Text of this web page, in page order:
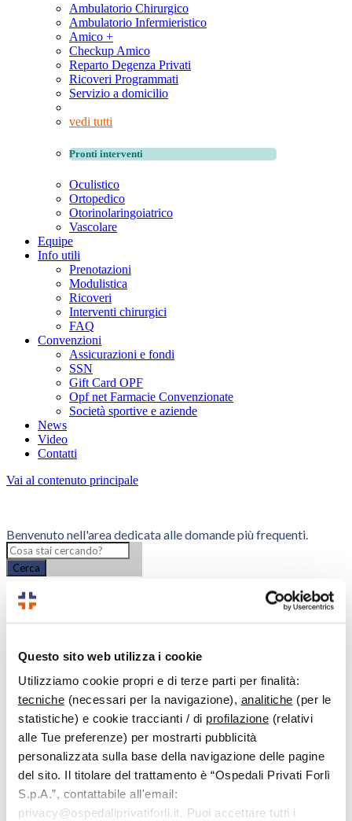
Questo sito web utilizza i cookie
Utilizziamo cookie propri e di terze parti per finalità:
tecniche (necessari per la navigazione), analitiche (per le
statistiche) e cookie traccianti / di profilazione (relativi
alle Tue preferenze) per mostrarti pubblicità
personalizzata sulla base della navigazione delle pagine
del sito. Il titolare del trattamento è “Ospedali Privati Forlì
S.p.A.”, contattabile all'email:
privacy@ospedaliprivatiforli.it. Puoi accettare tutti i
Ambulatorio Chirurgico
Ambulatorio Infermieristico
Amico +
Checkup Amico
Reparto Degenza Privati
Ricoveri Programmati
Servizio a domicilio
vedi tutti
Pronti interventi
Oculistico
Ortopedico
Otorinolaringoiatrico
Vascolare
Equipe
Info utili
Prenotazioni
Modulistica
Ricoveri
Interventi chirurgici
FAQ
Convenzioni
Assicurazioni e fondi
SSN
Gift Card OPF
Opf net Farmacie Convenzionate
Società sportive e aziende
News
Video
Contatti
Vai al contenuto principale
Benvenuto nell'area dedicata alle domande più frequenti.
Cerca
FAQ
Come posso prenotare una prestazione?
Come posso prenotare una
prestazione?
Le prestazioni delle nostre strutture possono essere prenotate
tramite:
online sul portale Home Clinic, la piattaforma online